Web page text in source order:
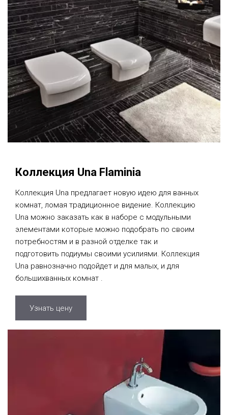
Коллекция Una Flaminia
Коллекция Una предлагает новую идею для ванных
комнат, ломая традиционное видение. Коллекцию
Una можно заказать как в наборе с модульными
элементами которые можно подобрать по своим
потребностям и в разной отделке так и
подготовить подиумы своими усилиями. Коллекция
Una равнозначно подойдет и для малых, и для
большихванных комнат .
Узнать цену